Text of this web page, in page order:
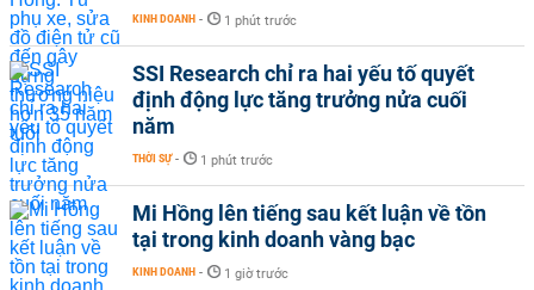
KINH DOANH - 1 phút trước
SSI Research chỉ ra hai yếu tố quyết
định động lực tăng trưởng nửa cuối
năm
THỜI SỰ - 1 phút trước
Mi Hồng lên tiếng sau kết luận về tồn
tại trong kinh doanh vàng bạc
KINH DOANH - 1 giờ trước